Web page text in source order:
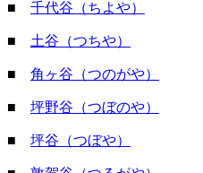
■ 千代谷（ちよや）
■ 土谷（つちや）
■ 角ヶ谷（つのがや）
■ 坪野谷（つぼのや）
■ 坪谷（つぼや）